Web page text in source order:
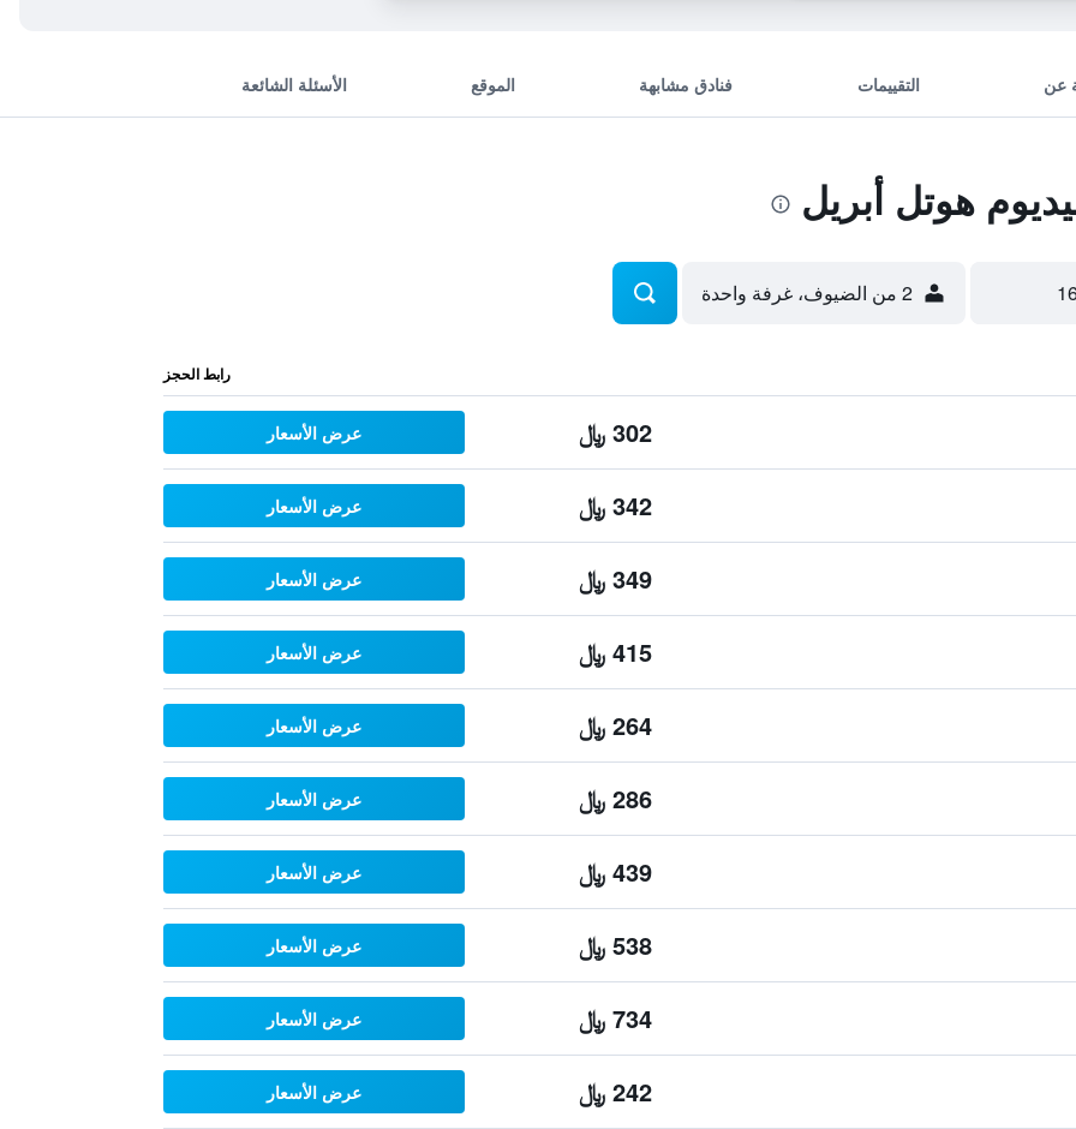
عن التقييمات فنادق مشابهة الموقع الأسئلة الشائعة
هوتل أبريل
2 من الضيوف، غرفة واحدة
رابط الحجز
302 ﷼ عرض الأسعار
342 ﷼ عرض الأسعار
349 ﷼ عرض الأسعار
415 ﷼ عرض الأسعار
264 ﷼ عرض الأسعار
286 ﷼ عرض الأسعار
439 ﷼ عرض الأسعار
538 ﷼ عرض الأسعار
734 ﷼ عرض الأسعار
242 ﷼ عرض الأسعار